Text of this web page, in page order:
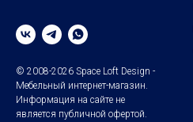
© 2008-2026 Space Loft Design -
Мебельный интернет-магазин.
Информация на сайте не
является публичной офертой.